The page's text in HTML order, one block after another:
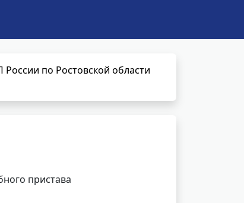
по Ростовской области
пристава